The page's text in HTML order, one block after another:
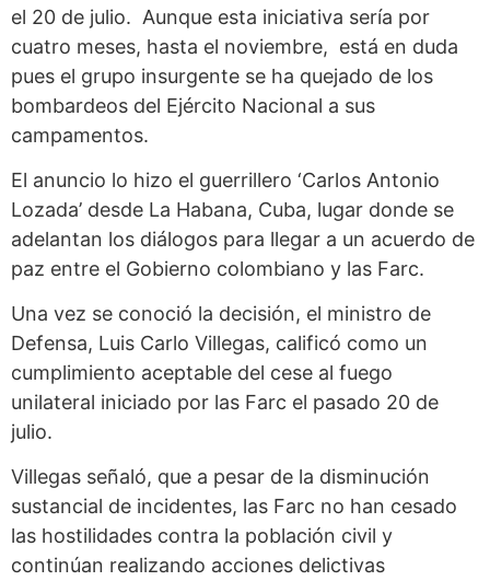
el 20 de julio. Aunque esta iniciativa sería por
cuatro meses, hasta el noviembre, está en duda
pues el grupo insurgente se ha quejado de los
bombardeos del Ejército Nacional a sus
campamentos.
El anuncio lo hizo el guerrillero ‘Carlos Antonio
Lozada’ desde La Habana, Cuba, lugar donde se
adelantan los diálogos para llegar a un acuerdo de
paz entre el Gobierno colombiano y las Farc.
Una vez se conoció la decisión, el ministro de
Defensa, Luis Carlo Villegas, calificó como un
cumplimiento aceptable del cese al fuego
unilateral iniciado por las Farc el pasado 20 de
julio.
Villegas señaló, que a pesar de la disminución
sustancial de incidentes, las Farc no han cesado
las hostilidades contra la población civil y
continúan realizando acciones delictivas